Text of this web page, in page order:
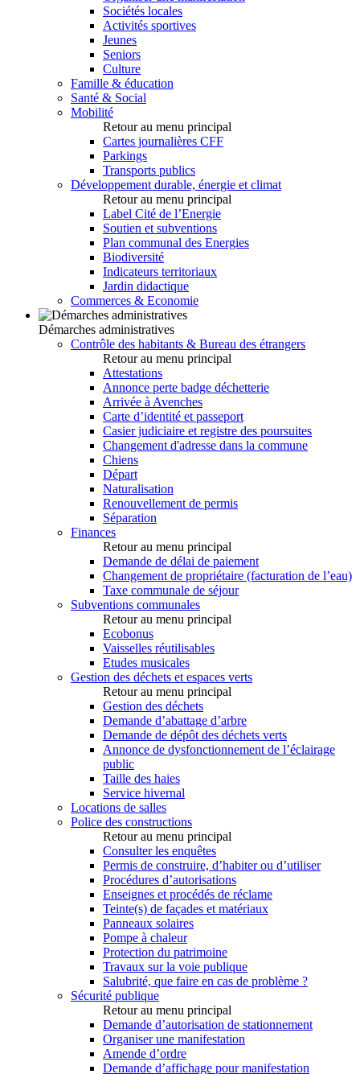
Sociétés locales
Activités sportives
Jeunes
Seniors
Culture
Famille & éducation
Santé & Social
Mobilité
Retour au menu principal
Cartes journalières CFF
Parkings
Transports publics
Développement durable, énergie et climat
Retour au menu principal
Label Cité de l’Energie
Soutien et subventions
Plan communal des Energies
Biodiversité
Indicateurs territoriaux
Jardin didactique
Commerces & Economie
Démarches administratives
Contrôle des habitants & Bureau des étrangers
Retour au menu principal
Attestations
Annonce perte badge déchetterie
Arrivée à Avenches
Carte d’identité et passeport
Casier judiciaire et registre des poursuites
Changement d'adresse dans la commune
Chiens
Départ
Naturalisation
Renouvellement de permis
Séparation
Finances
Retour au menu principal
Demande de délai de paiement
Changement de propriétaire (facturation de l’eau)
Taxe communale de séjour
Subventions communales
Retour au menu principal
Ecobonus
Vaisselles réutilisables
Etudes musicales
Gestion des déchets et espaces verts
Retour au menu principal
Gestion des déchets
Demande d’abattage d’arbre
Demande de dépôt des déchets verts
Annonce de dysfonctionnement de l’éclairage
public
Taille des haies
Service hivernal
Locations de salles
Police des constructions
Retour au menu principal
Consulter les enquêtes
Permis de construire, d’habiter ou d’utiliser
Procédures d’autorisations
Enseignes et procédés de réclame
Teinte(s) de façades et matériaux
Panneaux solaires
Pompe à chaleur
Protection du patrimoine
Travaux sur la voie publique
Salubrité, que faire en cas de problème ?
Sécurité publique
Retour au menu principal
Demande d’autorisation de stationnement
Organiser une manifestation
Amende d’ordre
Demande d’affichage pour manifestation